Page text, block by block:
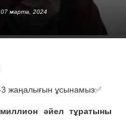
07 марта, 2024
3 жаңалығын ұсынамыз✅
әйел тұратыны